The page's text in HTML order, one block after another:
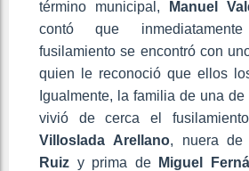
término municipal, Manuel
contó que
fusilamiento se encontró con
quien le reconoció que ellos
Igualmente, la familia de una
vivió de cerca el
Villoslada Arellano, nuera
Ruiz y prima de Miguel